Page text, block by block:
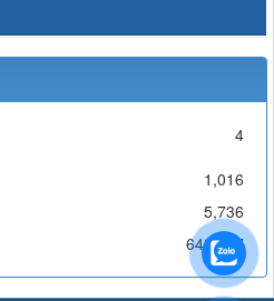
4
1,016
5,736
642,567